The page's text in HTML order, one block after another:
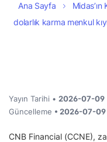
Ana Sayfa Midas’ın
dolarlık karma menkul
Yayın Tarihi • 2026-07-09
Güncelleme • 2026-07-09
CNB Financial (CCNE),